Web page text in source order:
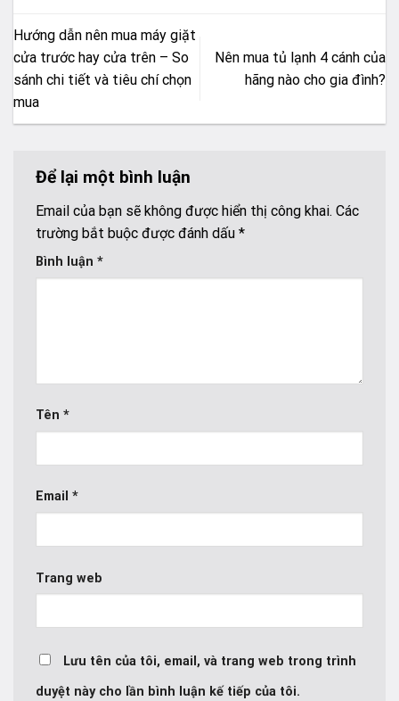
Hướng dẫn nên mua máy giặt
cửa trước hay cửa trên – So
sánh chi tiết và tiêu chí chọn
mua
Nên mua tủ lạnh 4 cánh của
hãng nào cho gia đình?
Để lại một bình luận
Email của bạn sẽ không được hiển thị công khai. Các
trường bắt buộc được đánh dấu *
Bình luận *
Tên *
Email *
Trang web
Lưu tên của tôi, email, và trang web trong trình
duyệt này cho lần bình luận kế tiếp của tôi.